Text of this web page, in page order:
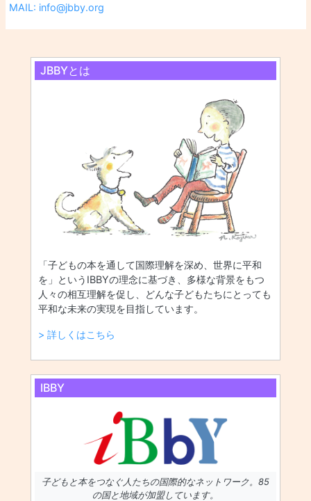
MAIL: info@jbby.org
JBBYとは
「子どもの本を通して国際理解を深め、世界に平和
を」というIBBYの理念に基づき、多様な背景をもつ
人々の相互理解を促し、どんな子どもたちにとっても
平和な未来の実現を目指しています。
> 詳しくはこちら
IBBY
子どもと本をつなぐ人たちの国際的なネットワーク。85
の国と地域が加盟しています。